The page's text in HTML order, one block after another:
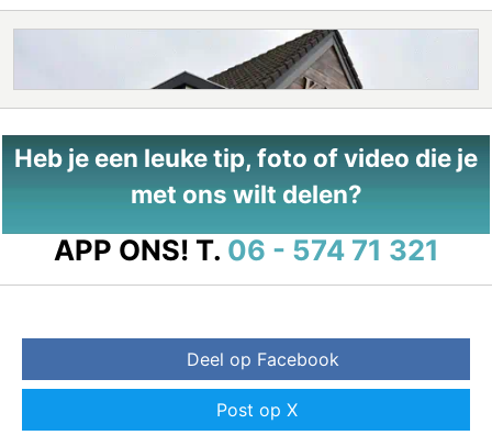
Heb je een leuke tip, foto of video die je
met ons wilt delen?
APP ONS! T. 06 - 574 71 321
Deel op Facebook
Post op X